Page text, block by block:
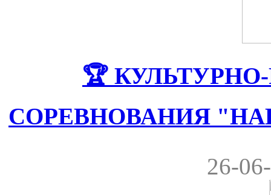
🏆
СОРЕВНОВАНИЯ
26-